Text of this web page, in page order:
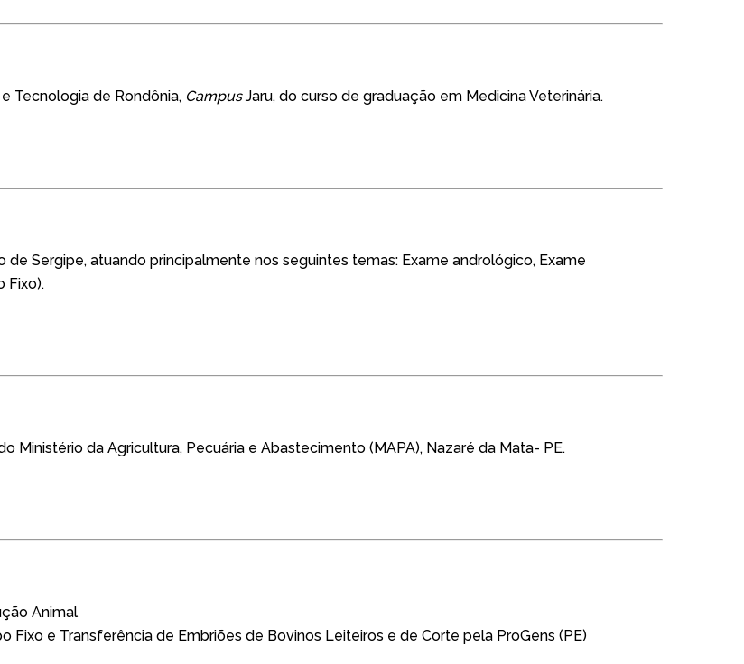
Tecnologia de Rondônia, CampusJaru, do curso de graduação em Medicina Veterinária.
Sergipe, atuando principalmente nos seguintes temas: Exame andrológico, Exame
Fixo).
Ministério da Agricultura, Pecuária e Abastecimento (MAPA), Nazaré da Mata- PE.
Animal
Fixo e Transferência de Embriões de Bovinos Leiteiros e de Corte pela ProGens (PE)